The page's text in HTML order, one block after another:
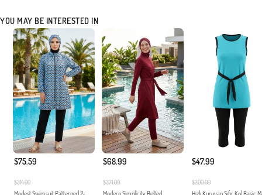
YOU MAY BE INTERESTED IN
$75.59
$314.00
$68.99
$371.00
$47.99
$200.00